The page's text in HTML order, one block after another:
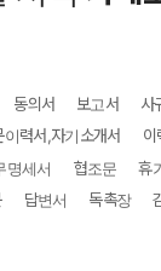
동의서 보고서 사
이력서,자기소개서 이
명세서 협조문 휴
답변서 독촉장